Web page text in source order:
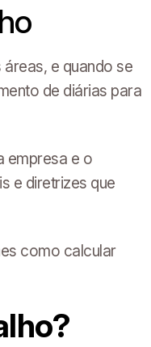
e quando se
de diárias para
empresa e o
e diretrizes que
como calcular